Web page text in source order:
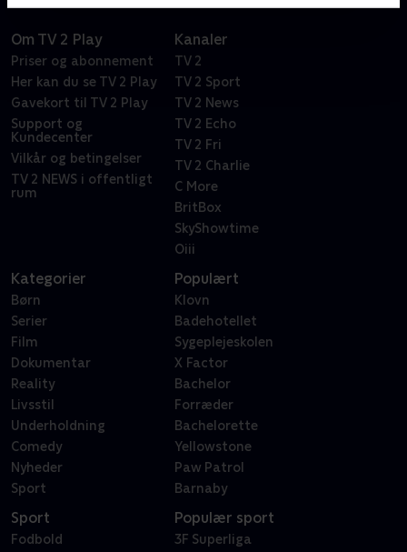
Om TV 2 Play
Priser og abonnement
Her kan du se TV 2 Play
Gavekort til TV 2 Play
Support og
Kundecenter
Vilkår og betingelser
TV 2 NEWS i offentligt
rum
Kanaler
TV 2
TV 2 Sport
TV 2 News
TV 2 Echo
TV 2 Fri
TV 2 Charlie
C More
BritBox
SkyShowtime
Oiii
Kategorier
Børn
Serier
Film
Dokumentar
Reality
Livsstil
Underholdning
Comedy
Nyheder
Sport
Populært
Klovn
Badehotellet
Sygeplejeskolen
X Factor
Bachelor
Forræder
Bachelorette
Yellowstone
Paw Patrol
Barnaby
Sport
Fodbold
Populær sport
3F Superliga